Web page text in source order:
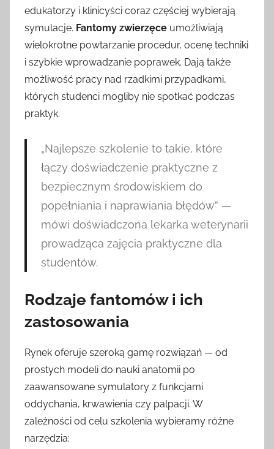
edukatorzy i klinicyści coraz częściej wybierają
symulacje. Fantomy zwierzęce umożliwiają
wielokrotne powtarzanie procedur, ocenę techniki
i szybkie wprowadzanie poprawek. Dają także
możliwość pracy nad rzadkimi przypadkami,
których studenci mogliby nie spotkać podczas
praktyk.
„Najlepsze szkolenie to takie, które
łączy doświadczenie praktyczne z
bezpiecznym środowiskiem do
popełniania i naprawiania błędów” —
mówi doświadczona lekarka weterynarii
prowadząca zajęcia praktyczne dla
studentów.
Rodzaje fantomów i ich
zastosowania
Rynek oferuje szeroką gamę rozwiązań — od
prostych modeli do nauki anatomii po
zaawansowane symulatory z funkcjami
oddychania, krwawienia czy palpacji. W
zależności od celu szkolenia wybieramy różne
narzędzia: